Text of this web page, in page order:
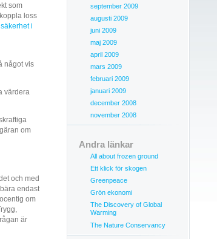
som
loss
i
något vis
värdera
om
och med
endast
om
är
september 2009
augusti 2009
juni 2009
maj 2009
april 2009
mars 2009
februari 2009
januari 2009
december 2008
november 2008
Andra länkar
All about frozen ground
Ett klick för skogen
Greenpeace
Grön ekonomi
The Discovery of Global
Warming
The Nature Conservancy